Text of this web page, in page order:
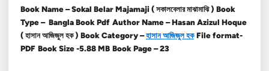
Book Name – Sokal Belar Majamaji ( সকালবেলার মাঝামাঝি ) Book
Type – Bangla Book Pdf Author Name – Hasan Azizul Hoque
( হাসান আজিজুল হক ) Book Category –হাসান আজিজুল হক File format-
PDF Book Size -5.88 MB Book Page – 23